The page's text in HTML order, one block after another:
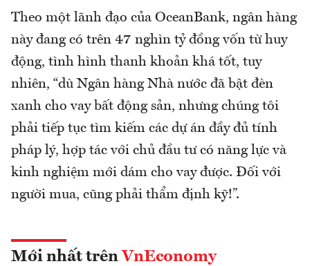
Theo một lãnh đạo của OceanBank, ngân hàng
này đang có trên 47 nghìn tỷ đồng vốn từ huy
động, tình hình thanh khoản khá tốt, tuy
nhiên, “dù Ngân hàng Nhà nước đã bật đèn
xanh cho vay bất động sản, nhưng chúng tôi
phải tiếp tục tìm kiếm các dự án đầy đủ tính
pháp lý, hợp tác với chủ đầu tư có năng lực và
kinh nghiệm mới dám cho vay được. Đối với
người mua, cũng phải thẩm định kỹ!”.
Mới nhất trên VnEconomy